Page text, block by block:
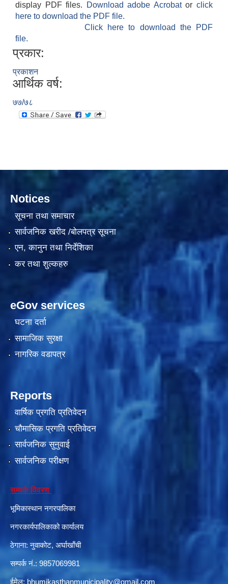
display PDF files.
Download adobe Acrobatorclick
here to download the PDF file.
Click here to download the PDF
file.
प्रकार:
प्रकाशन
आर्थिक वर्ष:
७७/७८
Notices
सूचना तथा समाचार
सार्वजनिक खरीद /बोलपत्र सूचना
एन, कानुन तथा निर्देशिका
कर तथा शुल्कहरु
eGov services
घटना दर्ता
सामाजिक सुरक्षा
नागरिक वडापत्र
Reports
वार्षिक प्रगति प्रतिवेदन
चौमासिक प्रगति प्रतिवेदन
सार्वजनिक सुनुवाई
सार्वजनिक परीक्षण
सम्पर्क विवरण
भूमिकास्थान नगरपालिका
नगरकार्यपालिकाको कार्यालय
ठेगाना: नुवाकोट, अर्घाखाँची
सम्पर्क नं.: 9857069981
ईमेल: bhumikasthanmunicipality@gmail.com